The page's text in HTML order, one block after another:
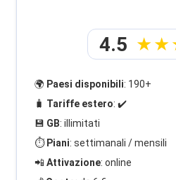
4.5
🌍 Paesi disponibili: 190+
🧳 Tariffe estero: ✔️
💾 GB: illimitati
⏱️ Piani: settimanali / mensili
📲Attivazione: online